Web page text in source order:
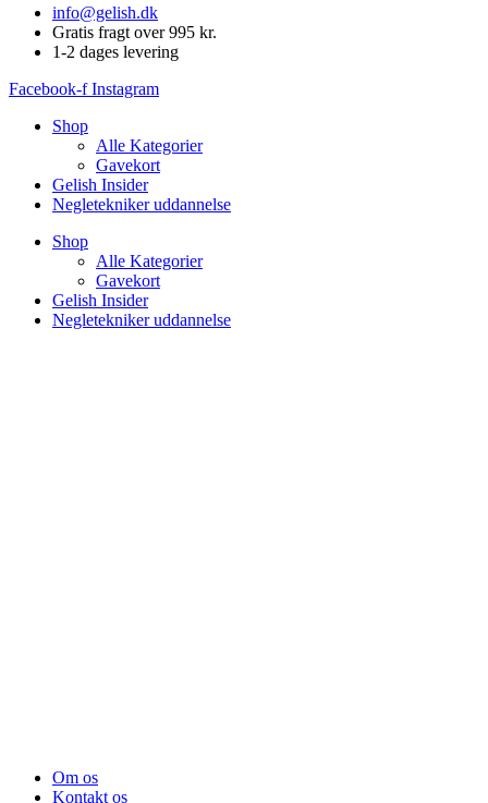
info@gelish.dk
Gratis fragt over 995 kr.
1-2 dages levering
Facebook-f Instagram
Shop
Alle Kategorier
Gavekort
Gelish Insider
Negletekniker uddannelse
Shop
Alle Kategorier
Gavekort
Gelish Insider
Negletekniker uddannelse
Om os
Kontakt os